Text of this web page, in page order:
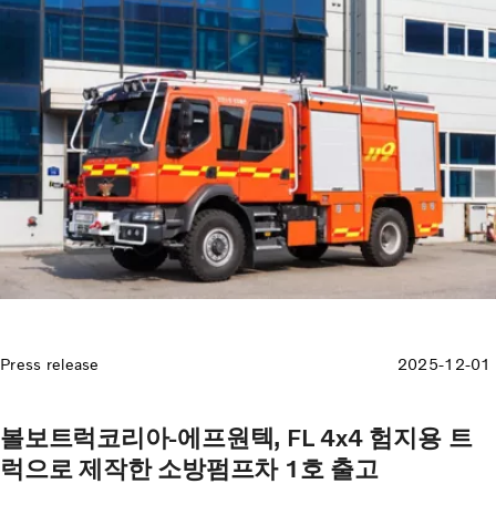
Press release 2025-12-01
볼보트럭코리아-에프원텍, FL 4x4 험지용 트
럭으로 제작한 소방펌프차 1호 출고